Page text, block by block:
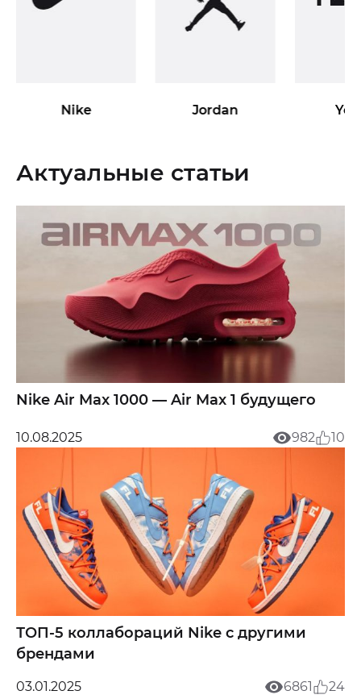
Nike Jordan
Актуальные статьи
Nike Air Max 1000 — Air Max 1 будущего
10.08.2025 982 10
ТОП-5 коллабораций Nike с другими
брендами
03.01.2025 6861 24